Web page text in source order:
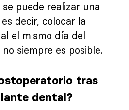
puede realizar una
es decir, colocar la
el mismo día del
siempre es posible.
tras
dental?